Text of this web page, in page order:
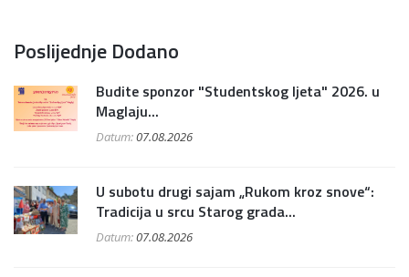
Poslijednje Dodano
Budite sponzor "Studentskog ljeta" 2026. u
Maglaju...
Datum:07.08.2026
U subotu drugi sajam „Rukom kroz snove“:
Tradicija u srcu Starog grada...
Datum:07.08.2026